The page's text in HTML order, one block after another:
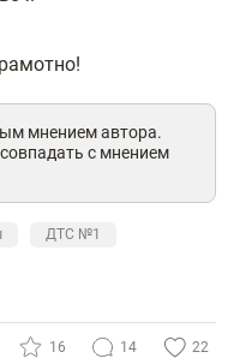
мнением автора.
с мнением
ДТС №1
16 14 22